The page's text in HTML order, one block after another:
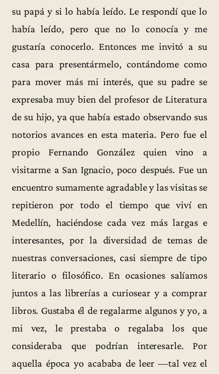
su papá y si lo había leído. Le respondí que lo
había leído, pero que no lo conocía y me
gustaría conocerlo. Entonces me invitó a su
casa para presentármelo, contándome como
para mover más mi interés, que su padre se
expresaba muy bien del profesor de Literatura
de su hijo, ya que había estado observando sus
notorios avances en esta materia. Pero fue el
propio Fernando González quien vino a
visitarme a San Ignacio, poco después. Fue un
encuentro sumamente agradable y las visitas se
repitieron por todo el tiempo que viví en
Medellín, haciéndose cada vez más largas e
interesantes, por la diversidad de temas de
nuestras conversaciones, casi siempre de tipo
literario o filosófico. En ocasiones salíamos
juntos a las librerías a curiosear y a comprar
libros. Gustaba él de regalarme algunos y yo, a
mi vez, le prestaba o regalaba los que
consideraba que podrían interesarle. Por
aquella época yo acababa de leer —tal vez el